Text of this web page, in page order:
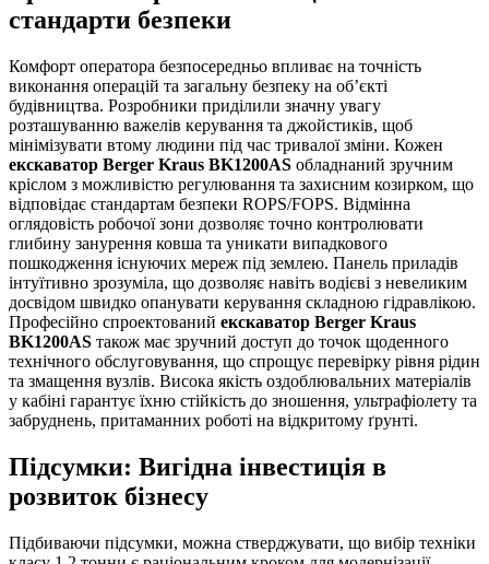
стандарти безпеки
Комфорт оператора безпосередньо впливає на точність
виконання операцій та загальну безпеку на об’єкті
будівництва. Розробники приділили значну увагу
розташуванню важелів керування та джойстиків, щоб
мінімізувати втому людини під час тривалої зміни. Кожен
екскаватор Berger Kraus BK1200AS обладнаний зручним
кріслом з можливістю регулювання та захисним козирком, що
відповідає стандартам безпеки ROPS/FOPS. Відмінна
оглядовість робочої зони дозволяє точно контролювати
глибину занурення ковша та уникати випадкового
пошкодження існуючих мереж під землею. Панель приладів
інтуїтивно зрозуміла, що дозволяє навіть водієві з невеликим
досвідом швидко опанувати керування складною гідравлікою.
Професійно спроектований екскаватор Berger Kraus
BK1200AS також має зручний доступ до точок щоденного
технічного обслуговування, що спрощує перевірку рівня рідин
та змащення вузлів. Висока якість оздоблювальних матеріалів
у кабіні гарантує їхню стійкість до зношення, ультрафіолету та
забруднень, притаманних роботі на відкритому ґрунті.
Підсумки: Вигідна інвестиція в
розвиток бізнесу
Підбиваючи підсумки, можна стверджувати, що вибір техніки